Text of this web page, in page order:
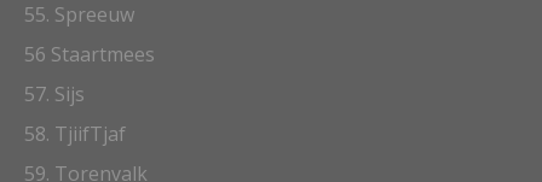
55. Spreeuw
56 Staartmees
57. Sijs
58. TjiifTjaf
59. Torenvalk